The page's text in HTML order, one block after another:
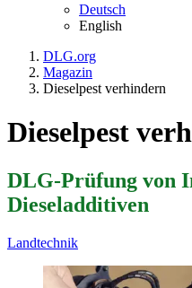
Deutsch
English
DLG.org
Magazin
Dieselpest verhindern
Dieselpest
DLG-Prüfung von
Dieseladditiven
Landtechnik